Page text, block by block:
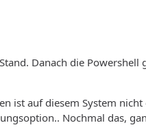
Danach die
ist auf diesem System
Nochmal das,